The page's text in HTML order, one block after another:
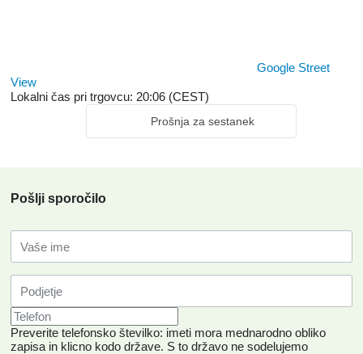
Google Street
View
Lokalni čas pri trgovcu: 20:06 (CEST)
Prošnja za sestanek
Pošlji sporočilo
Preverite telefonsko številko: imeti mora mednarodno obliko
zapisa in klicno kodo države. S to državo ne sodelujemo